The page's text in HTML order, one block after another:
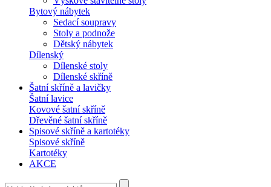
Bytový nábytek
Sedací soupravy
Stoly a podnože
Dětský nábytek
Dílenský
Dílenské stoly
Dílenské skříně
Šatní skříně a lavičky
Šatní lavice
Kovové šatní skříně
Dřevěné šatní skříně
Spisové skříně a kartotéky
Spisové skříně
Kartotéky
AKCE